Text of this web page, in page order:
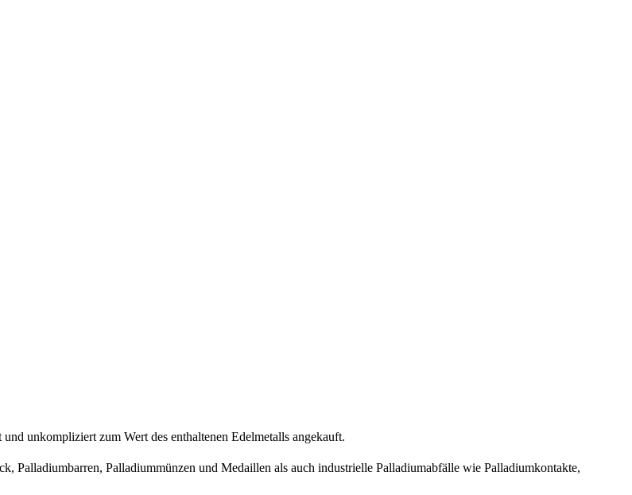
unkompliziert zum Wert des enthaltenen Edelmetalls angekauft.
Palladiumbarren, Palladiummünzen und Medaillen als auch industrielle Palladiumabfälle wie Palladiumkontakte,